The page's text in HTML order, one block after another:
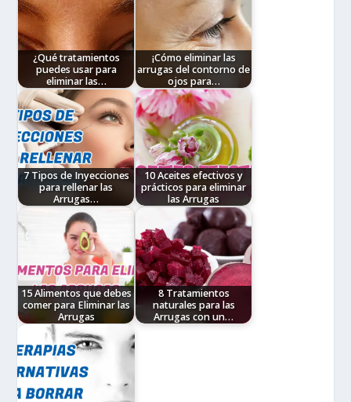
¿Qué tratamientos
puedes usar para
eliminar las…
Nuestros ojos son
considerados las
ventanas del alma y se
puede saber mucho de
una persona con solo
mirar directamente…
¡Cómo eliminar las
arrugas del contorno de
ojos para…
Lo primero que te puedo
decir es que existen
mujeres adultas que no
tienen estas líneas de
expresión alrededor de…
7 Tipos de Inyecciones
para rellenar las
Arrugas…
Los rellenos faciales o
rellenos dérmicos se
realizan mediante
inyecciones de diversas
sustancias que sirven
para rellenar (valga la
redundancia)…
10 Aceites efectivos y
prácticos para eliminar
las Arrugas
Dentro de estos aceites
podemos encontrar de
dos tipos: Esenciales y
Vegetales. Los aceites
esenciales provienen de
extractos de flores,…
15 Alimentos que debes
comer para Eliminar las
Arrugas
Muchas veces nos
preocupamos por
encontrar el mejor
tratamiento para eliminar
las arrugas y probamos
desde mascarillas,
8 Tratamientos
naturales para las
Arrugas con un…
Una de las cosas que